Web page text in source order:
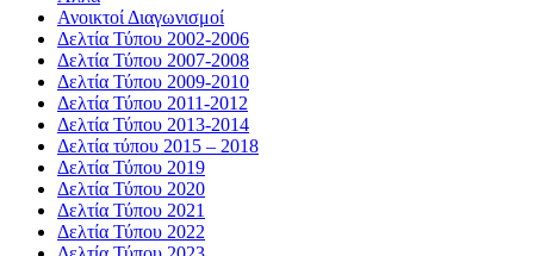
Ανοικτοί Διαγωνισμoί
Δελτία Τύπου 2002-2006
Δελτία Τύπου 2007-2008
Δελτία Τύπου 2009-2010
Δελτία Τύπου 2011-2012
Δελτία Τύπου 2013-2014
Δελτία τύπου 2015 – 2018
Δελτία Τύπου 2019
Δελτία Τύπου 2020
Δελτία Τύπου 2021
Δελτία Τύπου 2022